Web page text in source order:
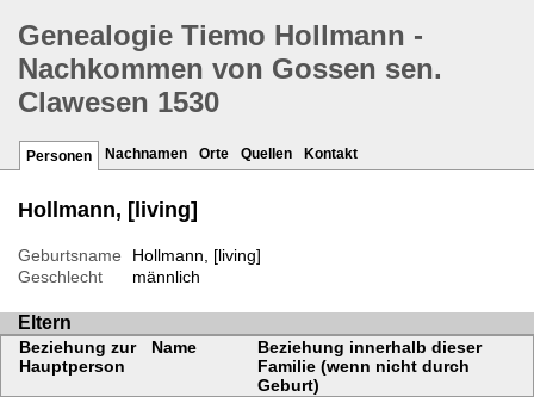
Genealogie Tiemo Hollmann -
Nachkommen von Gossen sen.
Clawesen 1530
Personen Nachnamen Orte Quellen Kontakt
Hollmann, [living]
Geburtsname
Hollmann, [living]
Geschlecht
männlich
Eltern
Beziehung zur
Hauptperson
Name
Beziehung innerhalb dieser
Familie (wenn nicht durch
Geburt)